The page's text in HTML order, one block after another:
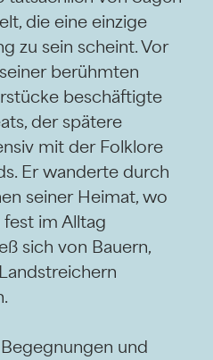
die eine einzige
zu sein scheint. Vor
berühmten
beschäftigte
der spätere
mit der Folklore
Er wanderte durch
seiner Heimat, wo
im Alltag
sich von Bauern,
und